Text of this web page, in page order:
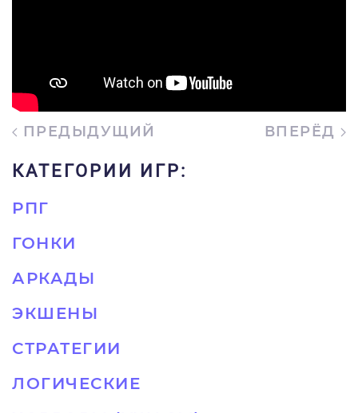
ПРЕДЫДУЩИЙ ВПЕРЁД
КАТЕГОРИИ ИГР:
РПГ
ГОНКИ
АРКАДЫ
ЭКШЕНЫ
СТРАТЕГИИ
ЛОГИЧЕСКИЕ